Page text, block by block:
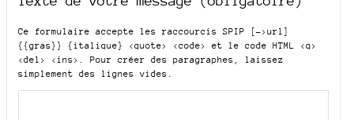
Ce formulaire accepte les raccourcis SPIP
[->url]
{{gras}} {italique} <quote> <code>
et le code HTML <q>
<del> <ins>
. Pour créer des paragraphes, laissez
simplement des lignes vides.